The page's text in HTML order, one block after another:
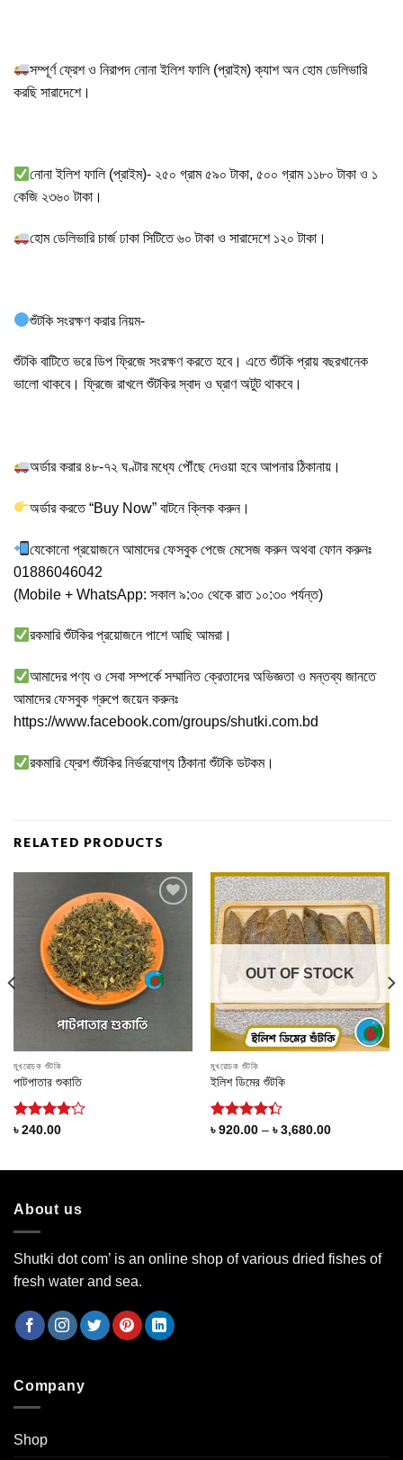
সম্পূর্ণ ফ্রেশ ও নিরাপদনোনা ইলিশ ফালি (প্রাইম)ক্যাশ অন হোম ডেলিভারি
করছি সারাদেশে।
নোনা ইলিশ ফালি (প্রাইম)- ২৫০ গ্রাম ৫৯০ টাকা, ৫০০ গ্রাম ১১৮০ টাকা ও ১
কেজি ২৩৬০ টাকা।
হোম ডেলিভারি চার্জ ঢাকা সিটিতে ৬০ টাকা ও সারাদেশে ১২০ টাকা।
শুঁটকি সংরক্ষণ করার নিয়ম-
শুঁটকি বাটিতে ভরে ডিপ ফ্রিজে সংরক্ষণ করতে হবে। এতে শুঁটকি প্রায় বছরখানেক
ভালো থাকবে। ফ্রিজে রাখলে শুঁটকির স্বাদ ও ঘ্রাণ অটুট থাকবে।
অর্ডার করার ৪৮-৭২ ঘণ্টার মধ্যে পৌঁছে দেওয়া হবে আপনার ঠিকানায়।
অর্ডার করতে “Buy Now” বাটনে ক্লিক করুন।
যেকোনো প্রয়োজনে আমাদের ফেসবুক পেজে মেসেজ করুন অথবা ফোন করুনঃ
01886046042
(Mobile + WhatsApp: সকাল ৯:৩০ থেকে রাত ১০:৩০ পর্যন্ত)
রকমারি শুঁটকির প্রয়োজনে পাশে আছি আমরা।
আমাদের পণ্য ও সেবা সম্পর্কে সম্মানিত ক্রেতাদের অভিজ্ঞতা ও মন্তব্য জানতে
আমাদের ফেসবুক গ্রুপে জয়েন করুনঃ
https://www.facebook.com/groups/shutki.com.bd
রকমারি ফ্রেশ শুঁটকির নির্ভরযোগ্য ঠিকানা শুঁটকি ডটকম।
RELATED PRODUCTS
Add to
wishlist
মুখরোচক শুঁটকি
পাটপাতার শুকাতি
Rated
৳ 240.00
OUT OF STOCK
মুখরোচক শুঁটকি
ইলিশ ডিমের শুঁটকি
Rated
৳ 920.00 – ৳ 3,680.00Price
About us
Shutki dot com’ is an online shop of various dried fishes of
fresh water and sea.
Company
Shop